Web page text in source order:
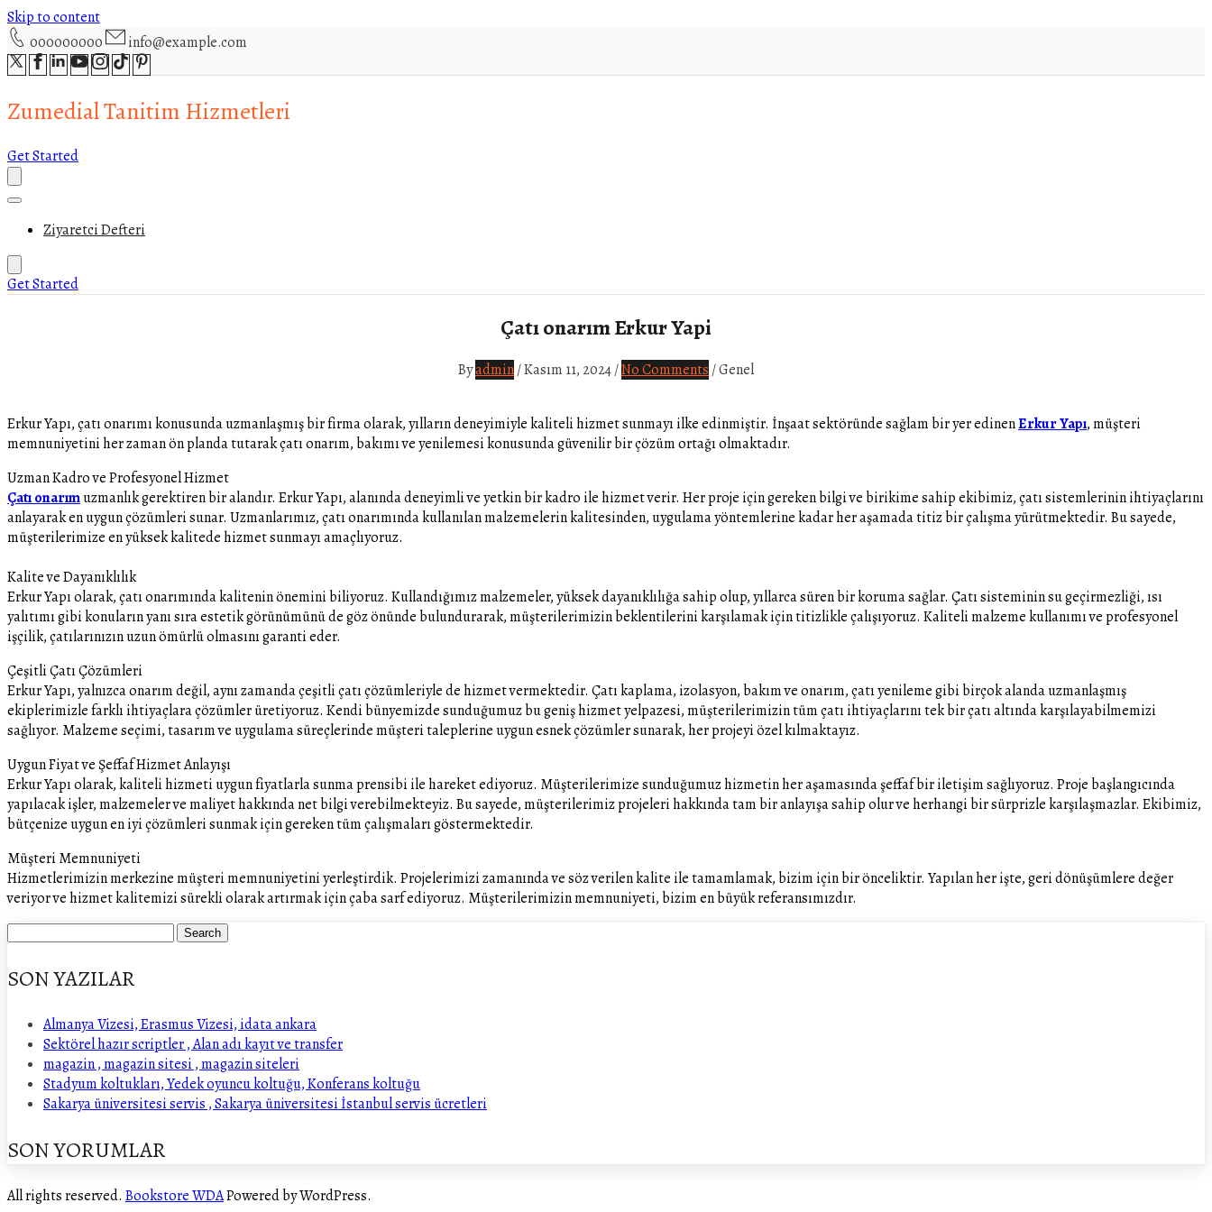
Skip to content
000000000
info@example.com
Zumedial Tanitim Hizmetleri
Get Started
Ziyaretci Defteri
Get Started
Çatı onarım Erkur Yapi
Byadmin/Kasım 11, 2024/No Comments /Genel
Erkur Yapı, çatı onarımı konusunda uzmanlaşmış bir firma olarak, yılların deneyimiyle kaliteli hizmet sunmayı ilke edinmiştir. İnşaat sektöründe sağlam bir yer edinenErkur Yapı, müşteri
memnuniyetini her zaman ön planda tutarak çatı onarım, bakımı ve yenilemesi konusunda güvenilir bir çözüm ortağı olmaktadır.
Uzman Kadro ve Profesyonel Hizmet
Çatı onarımuzmanlık gerektiren bir alandır. Erkur Yapı, alanında deneyimli ve yetkin bir kadro ile hizmet verir. Her proje için gereken bilgi ve birikime sahip ekibimiz, çatı sistemlerinin ihtiyaçlarını
anlayarak en uygun çözümleri sunar. Uzmanlarımız, çatı onarımında kullanılan malzemelerin kalitesinden, uygulama yöntemlerine kadar her aşamada titiz bir çalışma yürütmektedir. Bu sayede,
müşterilerimize en yüksek kalitede hizmet sunmayı amaçlıyoruz.
Kalite ve Dayanıklılık
Erkur Yapı olarak, çatı onarımında kalitenin önemini biliyoruz. Kullandığımız malzemeler, yüksek dayanıklılığa sahip olup, yıllarca süren bir koruma sağlar. Çatı sisteminin su geçirmezliği, ısı
yalıtımı gibi konuların yanı sıra estetik görünümünü de göz önünde bulundurarak, müşterilerimizin beklentilerini karşılamak için titizlikle çalışıyoruz. Kaliteli malzeme kullanımı ve profesyonel
işçilik, çatılarınızın uzun ömürlü olmasını garanti eder.
Çeşitli Çatı Çözümleri
Erkur Yapı, yalnızca onarım değil, aynı zamanda çeşitli çatı çözümleriyle de hizmet vermektedir. Çatı kaplama, izolasyon, bakım ve onarım, çatı yenileme gibi birçok alanda uzmanlaşmış
ekiplerimizle farklı ihtiyaçlara çözümler üretiyoruz. Kendi bünyemizde sunduğumuz bu geniş hizmet yelpazesi, müşterilerimizin tüm çatı ihtiyaçlarını tek bir çatı altında karşılayabilmemizi
sağlıyor. Malzeme seçimi, tasarım ve uygulama süreçlerinde müşteri taleplerine uygun esnek çözümler sunarak, her projeyi özel kılmaktayız.
Uygun Fiyat ve Şeffaf Hizmet Anlayışı
Erkur Yapı olarak, kaliteli hizmeti uygun fiyatlarla sunma prensibi ile hareket ediyoruz. Müşterilerimize sunduğumuz hizmetin her aşamasında şeffaf bir iletişim sağlıyoruz. Proje başlangıcında
yapılacak işler, malzemeler ve maliyet hakkında net bilgi verebilmekteyiz. Bu sayede, müşterilerimiz projeleri hakkında tam bir anlayışa sahip olur ve herhangi bir sürprizle karşılaşmazlar. Ekibimiz,
bütçenize uygun en iyi çözümleri sunmak için gereken tüm çalışmaları göstermektedir.
Müşteri Memnuniyeti
Hizmetlerimizin merkezine müşteri memnuniyetini yerleştirdik. Projelerimizi zamanında ve söz verilen kalite ile tamamlamak, bizim için bir önceliktir. Yapılan her işte, geri dönüşümlere değer
veriyor ve hizmet kalitemizi sürekli olarak artırmak için çaba sarf ediyoruz. Müşterilerimizin memnuniyeti, bizim en büyük referansımızdır.
SON YAZILAR
Almanya Vizesi, Erasmus Vizesi, idata ankara
Sektörel hazır scriptler , Alan adı kayıt ve transfer
magazin , magazin sitesi , magazin siteleri
Stadyum koltukları, Yedek oyuncu koltuğu, Konferans koltuğu
Sakarya üniversitesi servis , Sakarya üniversitesi İstanbul servis ücretleri
SON YORUMLAR
All rights reserved. Bookstore WDAPowered by WordPress.